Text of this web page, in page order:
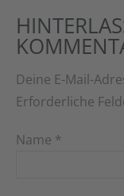
Deine E-Mail-
Erforderliche
Name *